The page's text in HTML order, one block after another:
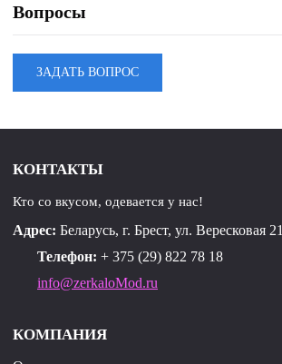
Вопросы
ЗАДАТЬ ВОПРОС
КОНТАКТЫ
Кто со вкусом, одевается у нас!
Адрес: Беларусь, г. Брест, ул. Вересковая 21
Телефон: + 375 (29) 822 78 18
info@zerkaloMod.ru
КОМПАНИЯ